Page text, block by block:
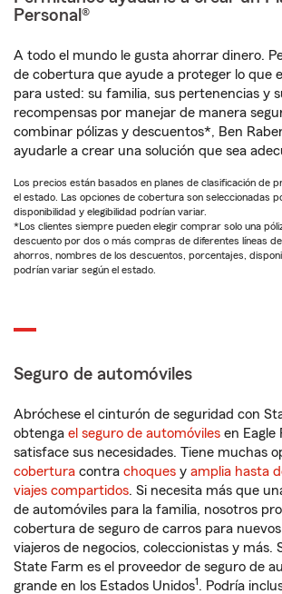
Personal®
A todo el mundo le gusta ahorrar dinero.
de cobertura que ayude a proteger lo que
para usted: su familia, sus pertenencias y
recompensas por manejar de manera
combinar pólizas y descuentos*, Ben
ayudarle a crear una solución que sea
Los precios están basados en planes de clasificación de
el estado. Las opciones de cobertura son seleccionadas
disponibilidad y elegibilidad podrían variar.
*Los clientes siempre pueden elegir comprar solo una
descuento por dos o más compras de diferentes líneas
ahorros, nombres de los descuentos, porcentajes,
podrían variar según el estado.
Seguro de automóviles
Abróchese el cinturón de seguridad con
obtenga el seguro de automóviles en Eagle
satisface sus necesidades. Tiene muchas
cobertura contra choques y amplia hasta
viajes compartidos. Si necesita más que
de automóviles para la familia, nosotros
cobertura de seguro de carros para
viajeros de negocios, coleccionistas y más.
State Farm es el proveedor de seguro de
grande en los Estados Unidos1. Podría